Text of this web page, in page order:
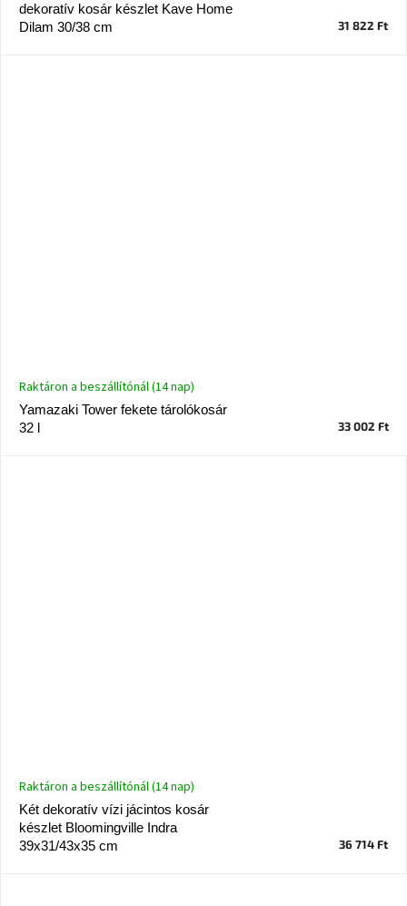
dekoratív kosár készlet Kave Home
Dilam 30/38 cm
31 822 Ft
Yamazaki Tower fekete tárolókosár
32 l
Raktáron a beszállítónál (14 nap)
33 002 Ft
Két dekoratív vízi jácintos kosár
készlet Bloomingville Indra
39x31/43x35 cm
Raktáron a beszállítónál (14 nap)
36 714 Ft